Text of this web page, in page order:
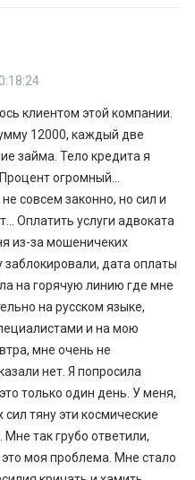
клиентом этой компании.
12000, каждый две
займа. Тело кредита я
огромный…
совсем законно, но сил и
Оплатить услуги адвоката
из-за мошеничеких
дата оплаты
на горячую линию где мне
на русском языке,
и на мою
мне очень не
нет. Я попросила
только один день. У меня,
тяну эти космические
так грубо ответили,
моя проблема. Мне стало